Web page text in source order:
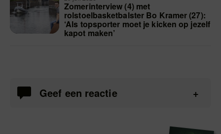
Zomerinterview (4) met
rolstoelbasketbalster Bo Kramer (27):
‘Als topsporter moet je kicken op jezelf
kapot maken’
Geef een reactie